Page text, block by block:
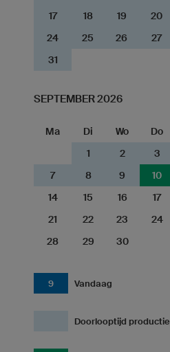
17
18 19 20
24
25 26 27
31
SEPTEMBER 2026
Ma Di Wo Do
1
2 3
7
8 9 10
14
15 16 17
21
22 23 24
28
29 30
9 Vandaag
Doorlooptijd productie